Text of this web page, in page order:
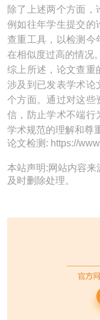
除了上述两个方面，
例如往年学生提交的
查重工具，以检测今
在相似度过高的情况。
综上所述，论文查重
涉及到已发表学术论
个方面。通过对这些
信，防止学术不端行
学术规范的理解和尊
论文检测: https://
本站声明:网站内容来
及时删除处理。